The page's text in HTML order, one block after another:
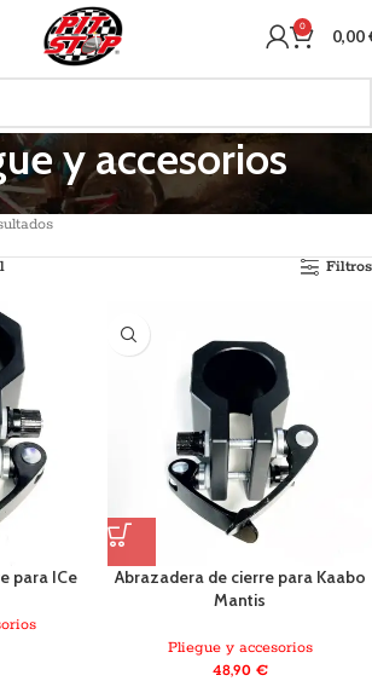
0 0,00
y accesorios
Pliegue y accesorios
Filtros
para ICe
Abrazadera de cierre para Kaabo
Mantis
Pliegue y accesorios
48,90 €